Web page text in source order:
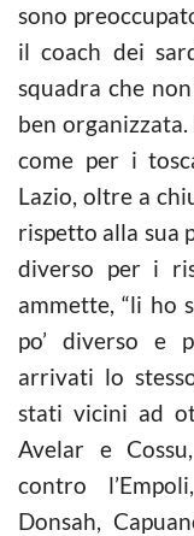
sono
il coach dei
squadra che
ben organizzata.
come per i
Lazio, oltre a
rispetto alla sua
diverso per i
ammette, “li ho
po’ diverso e
arrivati lo
stati vicini ad
Avelar e
contro
Donsah,